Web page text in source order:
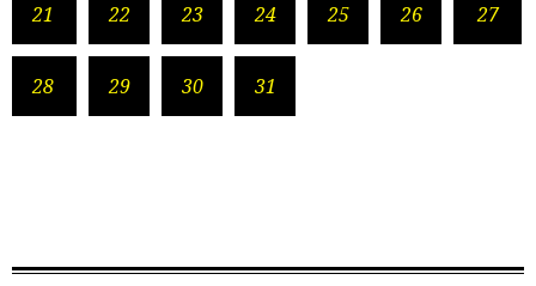
21 22 23 24 25 26 27
28 29 30 31